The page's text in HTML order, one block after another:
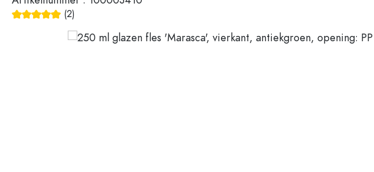
Deksels en sluitingen
Flessen per functie
Gemiddelde waardering van 5 van 5 sterren
(2)